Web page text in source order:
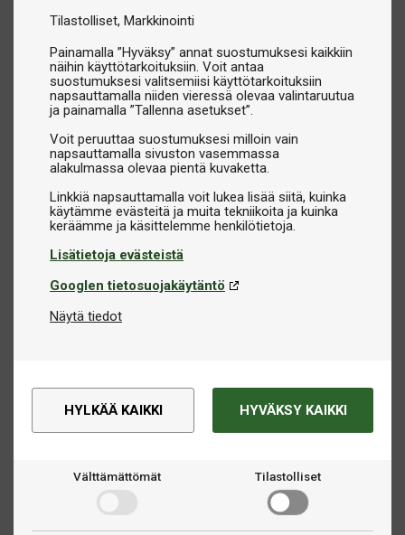
Tilastolliset Markkinointi
Painamalla ”Hyväksy” annat suostumuksesi kaikkiin
näihin käyttötarkoituksiin. Voit antaa
suostumuksesi valitsemiisi käyttötarkoituksiin
napsauttamalla niiden vieressä olevaa valintaruutua
ja painamalla ”Tallenna asetukset”.
Voit peruuttaa suostumuksesi milloin vain
napsauttamalla sivuston vasemmassa
alakulmassa olevaa pientä kuvaketta.
Linkkiä napsauttamalla voit lukea lisää siitä, kuinka
käytämme evästeitä ja muita tekniikoita ja kuinka
Lisätietoja evästeistä
Googlen tietosuojakäytäntö
Näytä tiedot
HYLKÄÄ KAIKKI HYVÄKSY KAIKKI
Välttämättömät Tilastolliset